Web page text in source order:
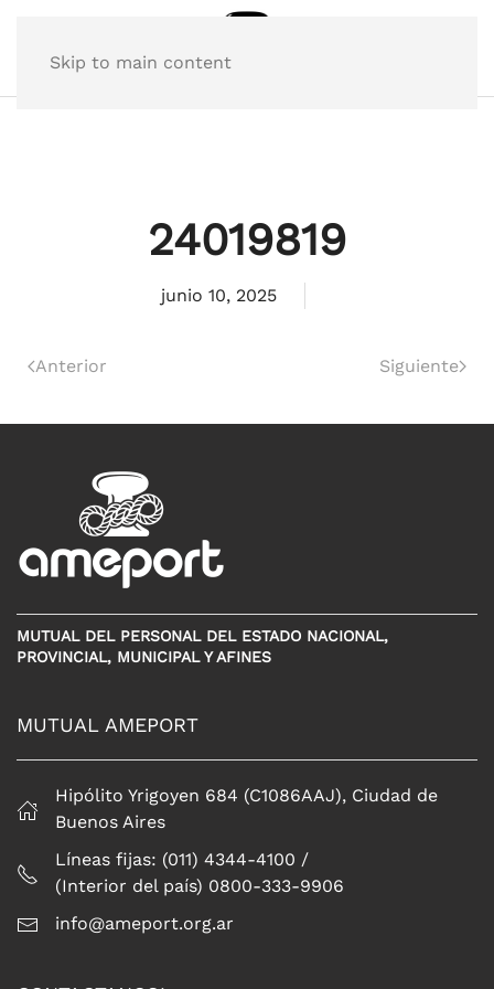
Skip to main content
24019819
junio 10, 2025
Anterior Siguiente
MUTUAL DEL PERSONAL DEL ESTADO NACIONAL,
PROVINCIAL, MUNICIPAL Y AFINES
MUTUAL AMEPORT
Hipólito Yrigoyen 684 (C1086AAJ), Ciudad de
Buenos Aires
Líneas fijas: (011) 4344-4100 /
(Interior del país) 0800-333-9906
info@ameport.org.ar